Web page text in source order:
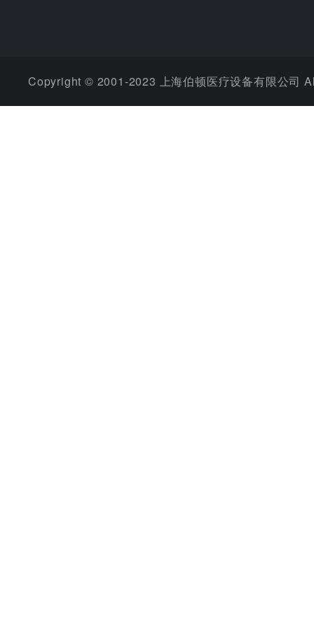
Copyright © 2001-2023 上海伯顿医疗设备有限公